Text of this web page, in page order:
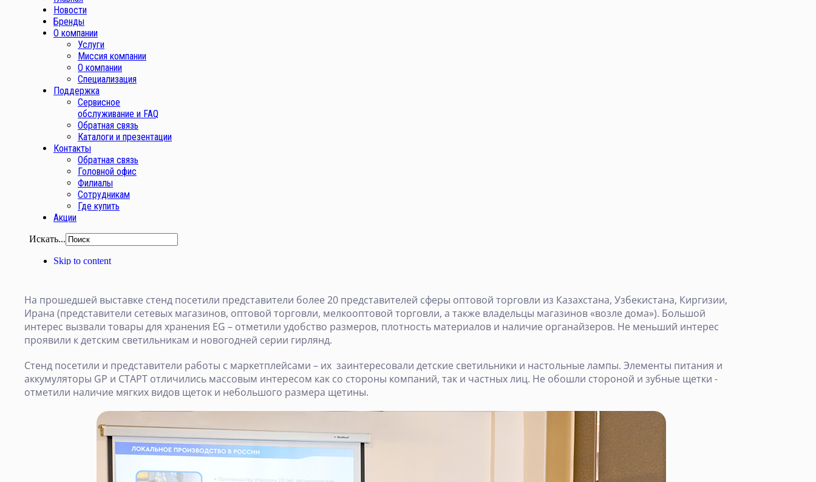
На прошедшей выставке стенд посетили представители более 20 представителей сферы оптовой торговли из Казахстана, Узбекистана, Киргизии,
Ирана (представители сетевых магазинов, оптовой торговли, мелкооптовой торговли, а также владельцы магазинов «возле дома»). Большой
интерес вызвали товары для хранения EG – отметили удобство размеров, плотность материалов и наличие органайзеров. Не меньший интерес
проявили к детским светильникам и новогодней серии гирлянд.
Стенд посетили и представители работы с маркетплейсами – их заинтересовали детские светильники и настольные лампы. Элементы питания и
аккумуляторы GP и СТАРТ отличились массовым интересом как со стороны компаний, так и частных лиц. Не обошли стороной и зубные щетки -
отметили наличие мягких видов щеток и небольшого размера щетины.